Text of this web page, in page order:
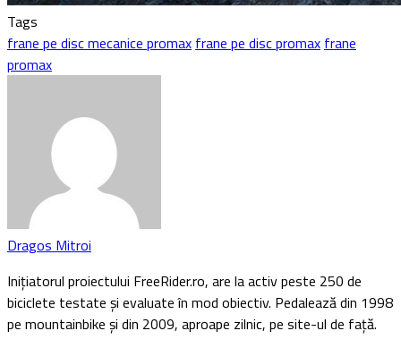
Tags
frane pe disc mecanice promax frane pe disc promax frane
promax
Dragos Mitroi
Inițiatorul proiectului FreeRider.ro, are la activ peste 250 de
biciclete testate și evaluate în mod obiectiv. Pedalează din 1998
pe mountainbike și din 2009, aproape zilnic, pe site-ul de față.